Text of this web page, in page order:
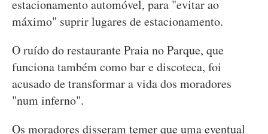
estacionamento automóvel, para "evitar ao
máximo" suprir lugares de estacionamento.
O ruído do restaurante Praia no Parque, que
funciona também como bar e discoteca, foi
acusado de transformar a vida dos moradores
"num inferno".
Os moradores disseram temer que uma eventual